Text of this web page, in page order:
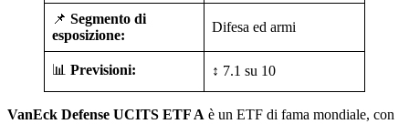
📌 Segmento di
esposizione:
Difesa ed armi
📊 Previsioni: ↕️ 7.1 su 10
VanEck Defense UCITS ETF A è un ETF di fama mondiale, con